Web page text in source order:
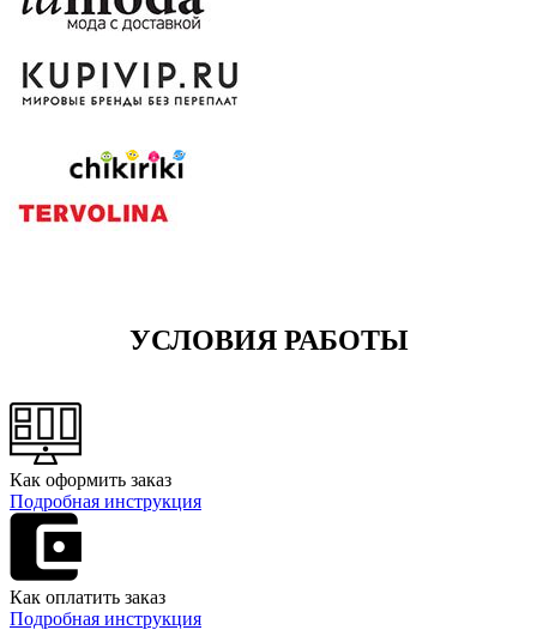
УСЛОВИЯ РАБОТЫ
Как оформить заказ
Подробная инструкция
Как оплатить заказ
Подробная инструкция